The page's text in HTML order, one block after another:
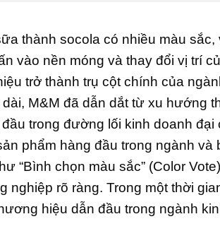
thành socola có nhiều màu
vào nền móng và thay đổi vị trí
trở thành trụ cột chính của
M&M đã dẫn dắt từ xu hướng
trong đường lối kinh doanh
phẩm hàng đầu trong ngành
“Bình chọn màu sắc” (Color
nghiệp rõ ràng. Trong một thời
hiệu dẫn đầu trong ngành